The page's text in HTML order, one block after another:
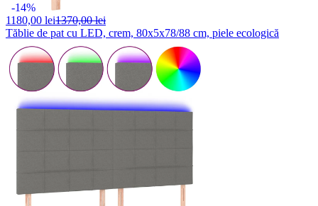
-14%
1180,00 lei1370,00 lei
Tăblie de pat cu LED, crem, 80x5x78/88 cm, piele ecologică